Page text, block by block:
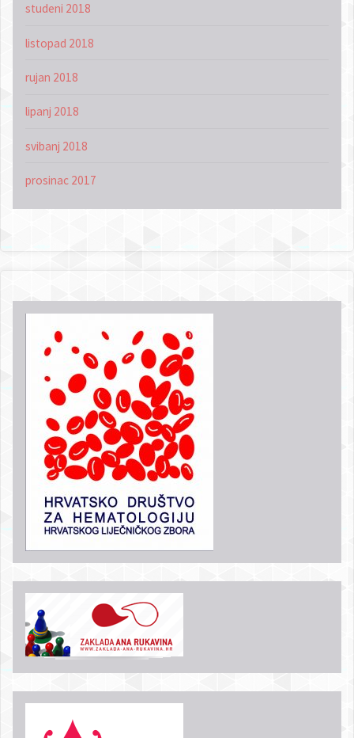
studeni 2018
listopad 2018
rujan 2018
lipanj 2018
svibanj 2018
prosinac 2017